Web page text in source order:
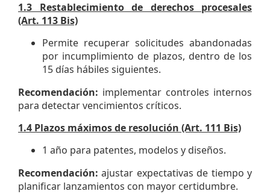
1.3 Restablecimiento de derechos procesales
(Art. 113 Bis)
Permite recuperar solicitudes abandonadas
por incumplimiento de plazos, dentro de los
15 días hábiles siguientes.
Recomendación: implementar controles internos
para detectar vencimientos críticos.
1.4 Plazos máximos de resolución (Art. 111 Bis)
1 año para patentes, modelos y diseños.
Recomendación: ajustar expectativas de tiempo y
planificar lanzamientos con mayor certidumbre.